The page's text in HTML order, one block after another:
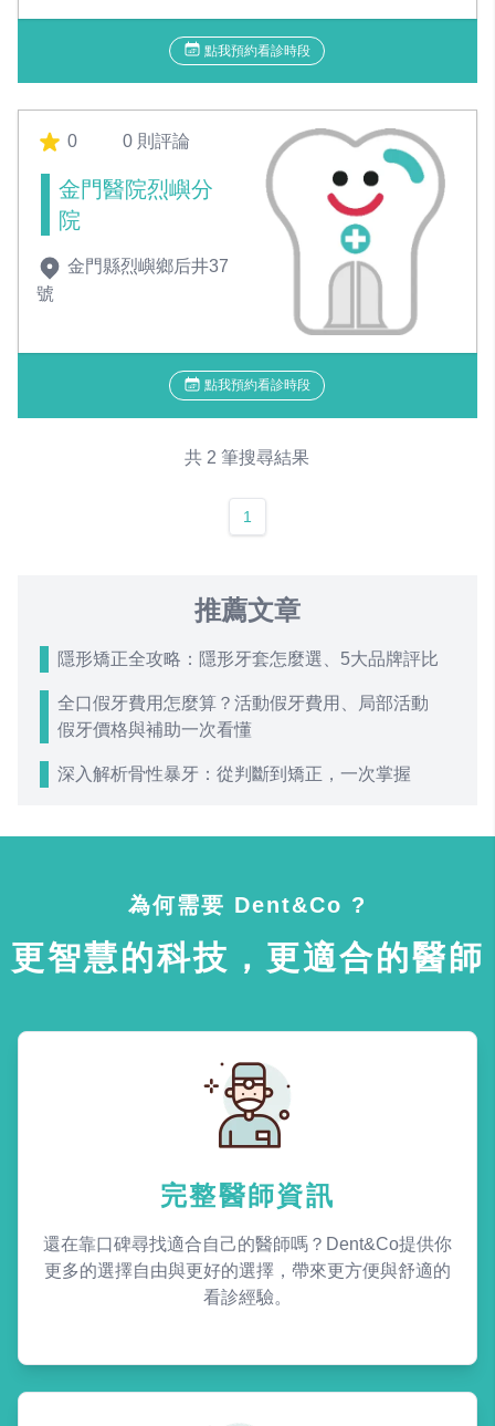
點我預約看診時段
0 0 則評論
金門醫院烈嶼分
院
金門縣烈嶼鄉后井37
號
點我預約看診時段
共 2 筆搜尋結果
1
推薦文章
隱形矯正全攻略：隱形牙套怎麼選、5大品牌評比
全口假牙費用怎麼算？活動假牙費用、局部活動
假牙價格與補助一次看懂
深入解析骨性暴牙：從判斷到矯正，一次掌握
為何需要 Dent&Co ?
更智慧的科技，更適合的醫師
完整醫師資訊
還在靠口碑尋找適合自己的醫師嗎？Dent&Co提供你
更多的選擇自由與更好的選擇，帶來更方便與舒適的
看診經驗。